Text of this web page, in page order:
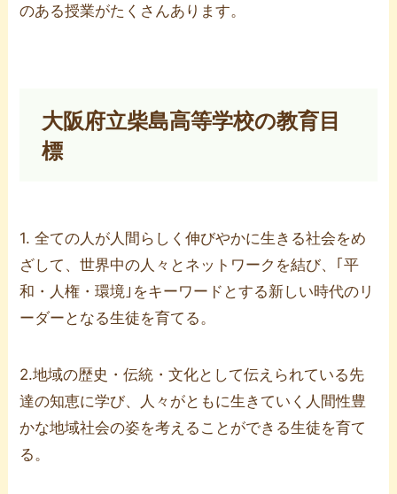
のある授業がたくさんあります。
大阪府立柴島高等学校の教育目
標
1. 全ての人が人間らしく伸びやかに生きる社会をめ
ざして、世界中の人々とネットワークを結び、｢平
和・人権・環境｣をキーワードとする新しい時代のリ
ーダーとなる生徒を育てる。
2.地域の歴史・伝統・文化として伝えられている先
達の知恵に学び、人々がともに生きていく人間性豊
かな地域社会の姿を考えることができる生徒を育て
る。